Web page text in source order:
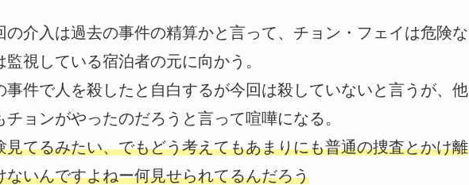
の介入は過去の事件の精算かと言って、チョン・フェイは危険な
視している宿泊者の元に向かう。
事件で人を殺したと自白するが今回は殺していないと言うが、他
ョンがやったのだろうと言って喧嘩になる。
見てるみたい、でもどう考えてもあまりにも普通の捜査とかけ離
ないんですよねー何見せられてるんだろう